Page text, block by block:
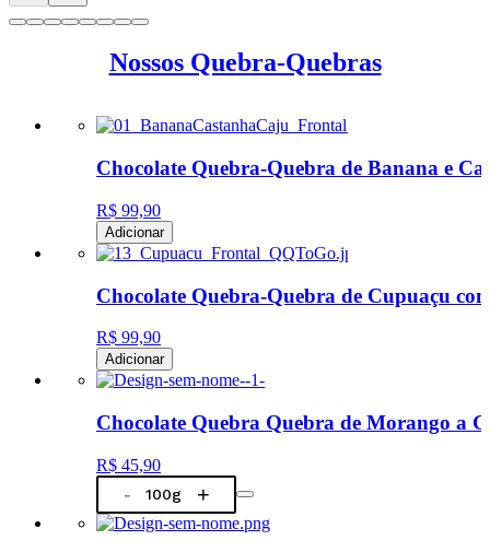
Nossos Quebra-Quebras
Chocolate Quebra-Quebra de Banana e
R$ 99,90
Adicionar
Chocolate Quebra-Quebra de Cupuaçu
R$ 99,90
Adicionar
Chocolate Quebra Quebra de Morango a
R$ 45,90
- +